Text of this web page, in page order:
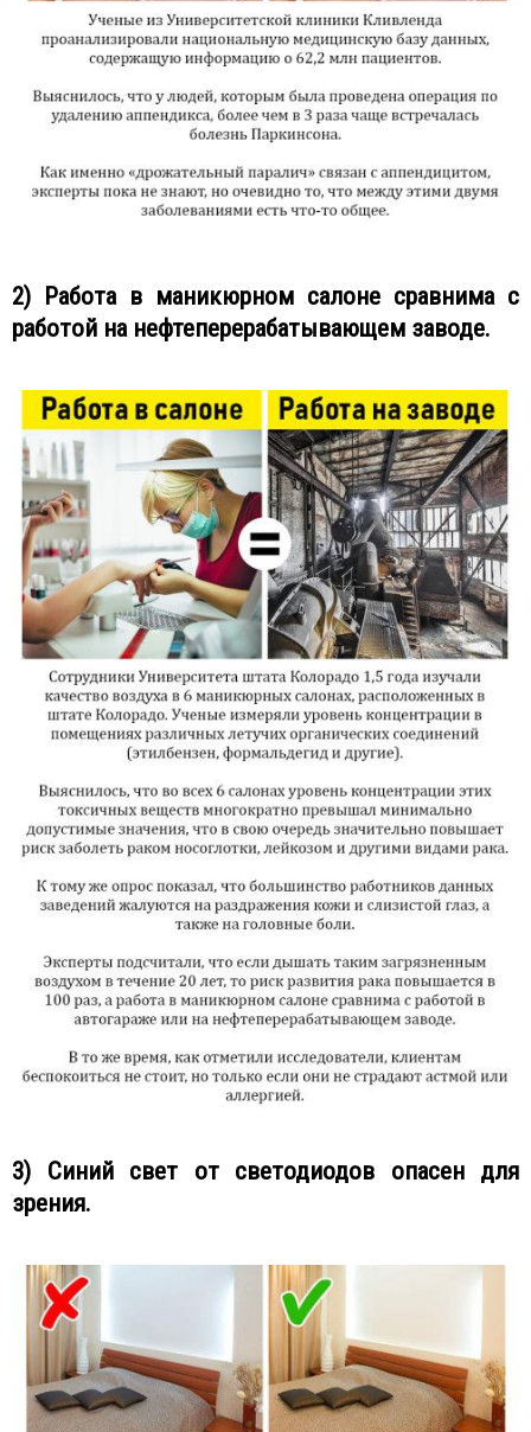
2) Работа в маникюрном салоне сравнима с
работой на нефтеперерабатывающем заводе.
3) Синий свет от светодиодов опасен для
зрения.